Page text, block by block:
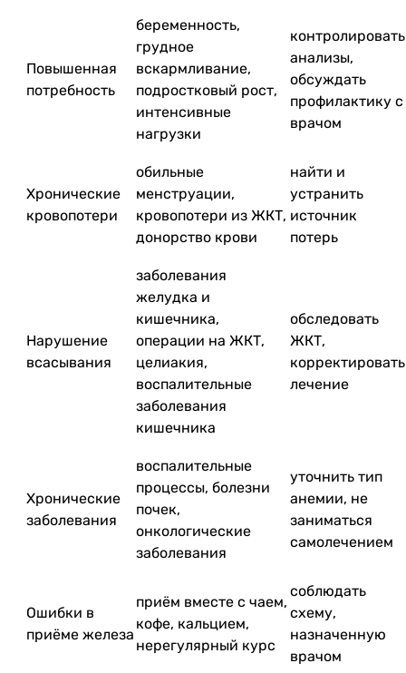
Повышенная
потребность
беременность,
грудное
вскармливание,
подростковый рост,
интенсивные
нагрузки
контролировать
анализы,
обсуждать
профилактику с
врачом
Хронические
кровопотери
обильные
менструации,
кровопотери из ЖКТ,
донорство крови
найти и
устранить
источник
потерь
Нарушение
всасывания
заболевания
желудка и
кишечника,
операции на ЖКТ,
целиакия,
воспалительные
заболевания
кишечника
обследовать
ЖКТ,
корректировать
лечение
Хронические
заболевания
воспалительные
процессы, болезни
почек,
онкологические
заболевания
уточнить тип
анемии, не
заниматься
самолечением
Ошибки в
приёме железа
приём вместе с чаем,
кофе, кальцием,
нерегулярный курс
соблюдать
схему,
назначенную
врачом